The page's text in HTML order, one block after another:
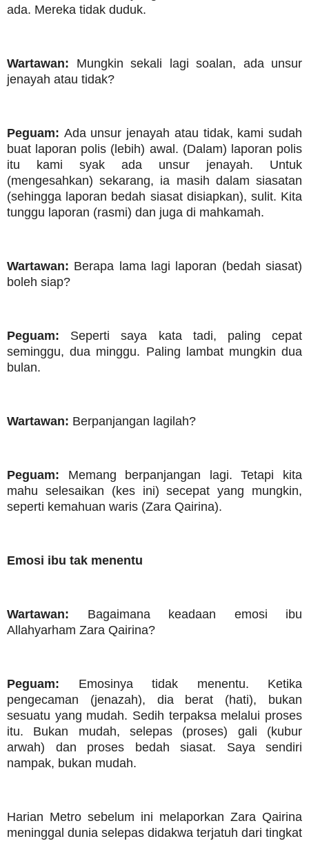
ada. Mereka tidak duduk.
Wartawan: Mungkin sekali lagi soalan, ada unsur
jenayah atau tidak?
Peguam: Ada unsur jenayah atau tidak, kami sudah
buat laporan polis (lebih) awal. (Dalam) laporan polis
itu kami syak ada unsur jenayah. Untuk
(mengesahkan) sekarang, ia masih dalam siasatan
(sehingga laporan bedah siasat disiapkan), sulit. Kita
tunggu laporan (rasmi) dan juga di mahkamah.
Wartawan: Berapa lama lagi laporan (bedah siasat)
boleh siap?
Peguam: Seperti saya kata tadi, paling cepat
seminggu, dua minggu. Paling lambat mungkin dua
bulan.
Wartawan: Berpanjangan lagilah?
Peguam: Memang berpanjangan lagi. Tetapi kita
mahu selesaikan (kes ini) secepat yang mungkin,
seperti kemahuan waris (Zara Qairina).
Emosi ibu tak menentu
Wartawan: Bagaimana keadaan emosi ibu
Allahyarham Zara Qairina?
Peguam: Emosinya tidak menentu. Ketika
pengecaman (jenazah), dia berat (hati), bukan
sesuatu yang mudah. Sedih terpaksa melalui proses
itu. Bukan mudah, selepas (proses) gali (kubur
arwah) dan proses bedah siasat. Saya sendiri
nampak, bukan mudah.
Harian Metro sebelum ini melaporkan Zara Qairina
meninggal dunia selepas didakwa terjatuh dari tingkat